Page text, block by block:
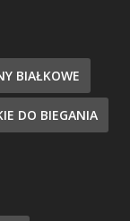
BIAŁKOWE
DO BIEGANIA